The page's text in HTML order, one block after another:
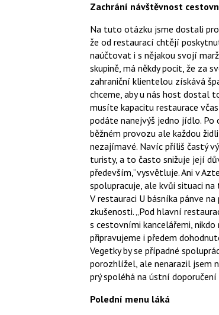
Zachrání návštěvnost
Na tuto otázku jsme dostali
že od restaurací chtějí
naúčtovat i s nějakou svojí
skupině, má někdy pocit, že za
zahraniční klientelou získává
chceme, aby u nás host dostal
musíte kapacitu restaurace
podáte nanejvýš jedno jídlo. Po
běžném provozu ale každou
nezajímavé. Navíc příliš častý
turisty, a to často snižuje její
především,“vysvětluje. Ani v
spolupracuje, ale kvůi situaci
V restauraci U básníka pánve
zkušenosti. „Pod hlavní
s cestovními kancelářemi, nikdo
připravujeme i předem
Vegetky by se případné
porozhlížel, ale nenarazil jsem
prý spoléhá na ústní
Polední menu láká